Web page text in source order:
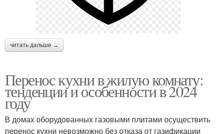
читать дальше →
Перенос кухни в жилую комнату:
тенденции и особенности в 2024
году
В домах оборудованных газовыми плитами осуществить
перенос кухни невозможно без отказа от газификации